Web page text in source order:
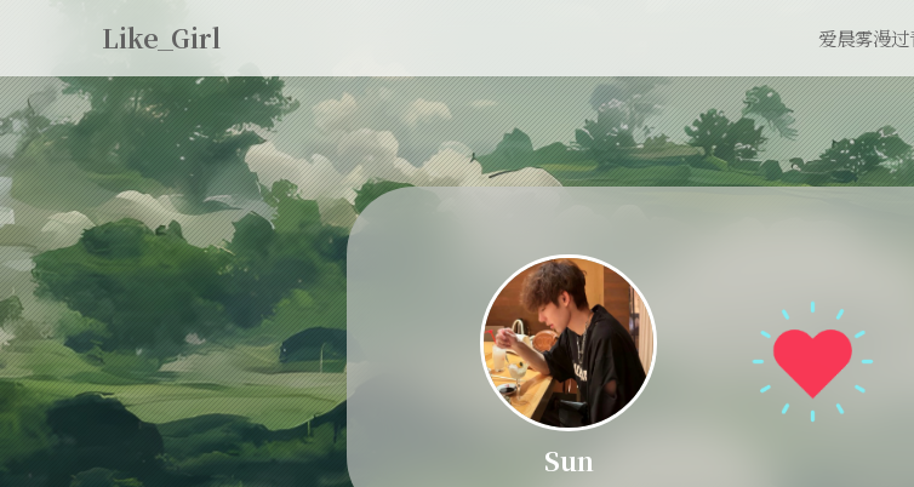
Like_Girl 爱晨雾漫
Sun